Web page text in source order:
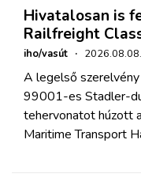
Hivatalosan is
Railfreight
iho/vasút ·
A legelső
99001-es Stadler-
tehervonatot húzott
Maritime Transport